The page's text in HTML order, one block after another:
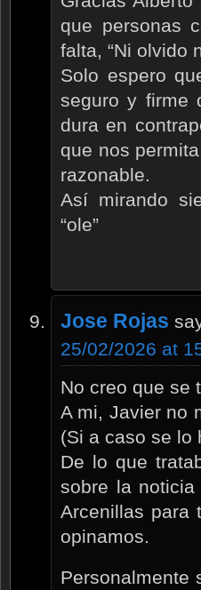
que personas
falta, “Ni olvido
Solo espero
seguro y firme
dura en
que nos
razonable.
Así mirando
“ole”
Jose Rojas
25/02/2026 at
No creo que se
A mi, Javier no
(Si a caso se lo
De lo que
sobre la
Arcenillas para
opinamos.
Personalmente